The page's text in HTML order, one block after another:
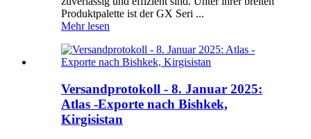
Produktpalette ist der GX Seri ...
Mehr lesen
Versandprotokoll - 8. Januar 2025:
Atlas -Exporte nach Bishkek,
Kirgisistan